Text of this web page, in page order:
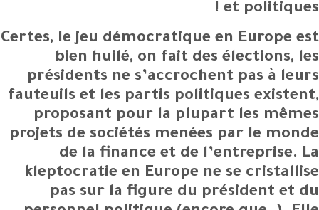
et politiques !
Certes, le jeu démocratique en Europe est
bien huilé, on fait des élections, les
présidents ne s’accrochent pas à leurs
fauteuils et les partis politiques existent,
proposant pour la plupart les mêmes
projets de sociétés menées par le monde
de la finance et de l’entreprise. La
kleptocratie en Europe ne se cristallise
pas sur la figure du président et du